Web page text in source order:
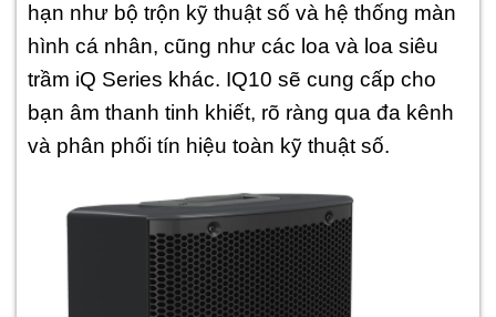
hạn như bộ trộn kỹ thuật số và hệ thống màn
hình cá nhân, cũng như các loa và loa siêu
trầm iQ Series khác. IQ10 sẽ cung cấp cho
bạn âm thanh tinh khiết, rõ ràng qua đa kênh
và phân phối tín hiệu toàn kỹ thuật số.